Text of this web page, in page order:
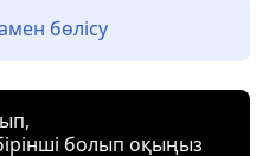
бөлісу
болып оқыңыз